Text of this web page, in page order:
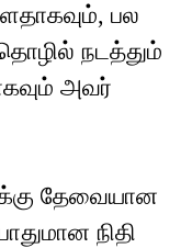
பல
நடத்தும்
அவர்
தேவையான
நிதி